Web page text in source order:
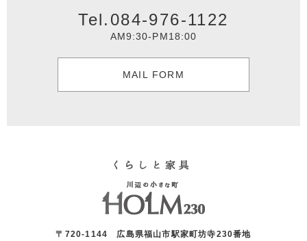
Tel.084-976-1122
AM9:30-PM18:00
MAIL FORM
〒720-1144 広島県福山市駅家町坊寺230番地